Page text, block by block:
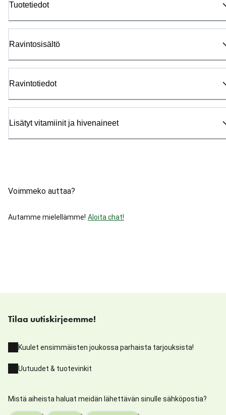
Tuotetiedot
Ravintosisältö
Ravintotiedot
Lisätyt vitamiinit ja hivenaineet
Voimmeko auttaa?
Autamme mielellämme! Aloita chat!
Tilaa uutiskirjeemme!
Kuulet ensimmäisten joukossa parhaista tarjouksista!
Uutuudet & tuotevinkit
Mistä aiheista haluat meidän lähettävän sinulle sähköpostia?